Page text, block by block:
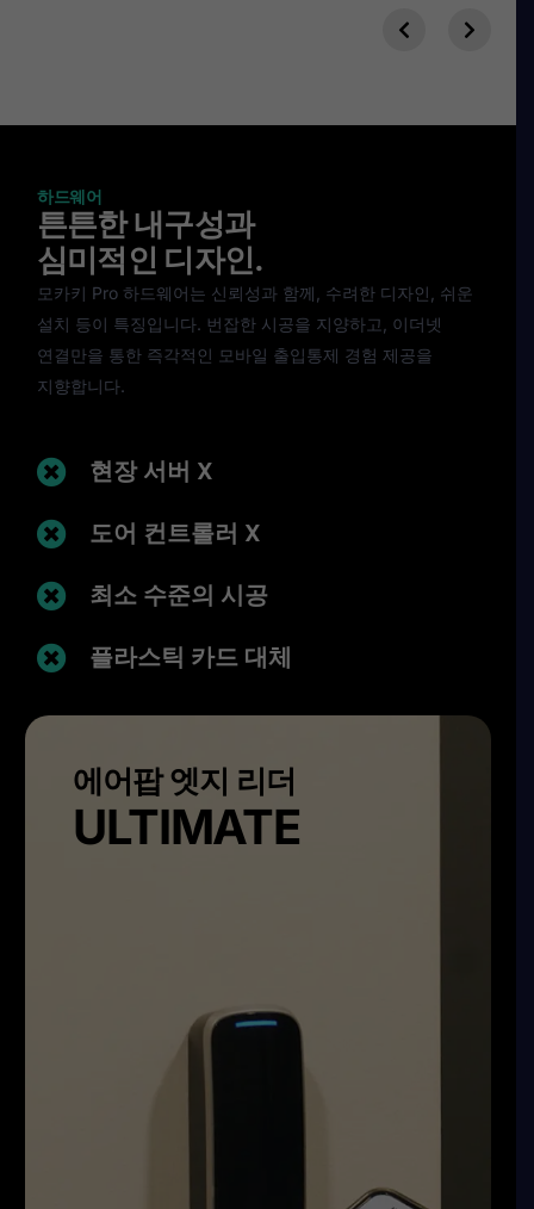
하드웨어
튼튼한 내구성과
심미적인 디자인.
모카키 Pro 하드웨어는 신뢰성과 함께, 수려한 디자인, 쉬운
설치 등이 특징입니다. 번잡한 시공을 지양하고, 이더넷
연결만을 통한 즉각적인 모바일 출입통제 경험 제공을
지향합니다.
현장 서버 X
도어 컨트롤러 X
최소 수준의 시공
플라스틱 카드 대체
에어팝 엣지 리더
ULTIMATE